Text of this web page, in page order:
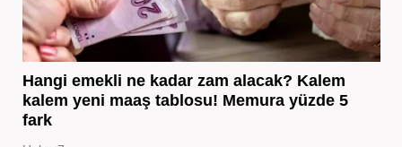
Hangi emekli ne kadar zam alacak? Kalem
kalem yeni maaş tablosu! Memura yüzde 5
fark